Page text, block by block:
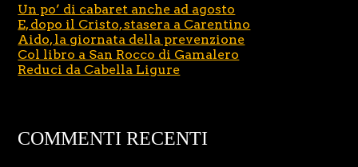
Un po’ di cabaret anche ad agosto
E, dopo il Cristo, stasera a Carentino
Aido, la giornata della prevenzione
Col libro a San Rocco di Gamalero
Reduci da Cabella Ligure
COMMENTI RECENTI